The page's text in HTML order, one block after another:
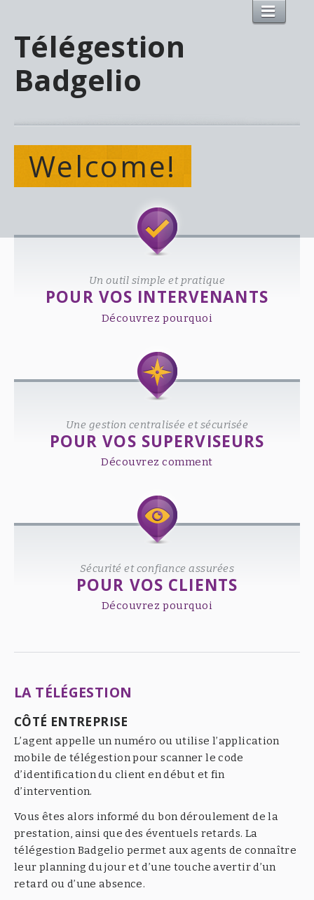
Télégestion
Badgelio
Welcome!
Un outil simple et pratique
POUR VOS INTERVENANTS
Découvrez pourquoi
Une gestion centralisée et sécurisée
POUR VOS SUPERVISEURS
Découvrez comment
Sécurité et confiance assurées
POUR VOS CLIENTS
Découvrez pourquoi
LA TÉLÉGESTION
CÔTÉ ENTREPRISE
L’agent appelle un numéro ou utilise l’application
mobile de télégestion pour scanner le code
d’identification du client en début et fin
d’intervention.
Vous êtes alors informé du bon déroulement de la
prestation, ainsi que des éventuels retards. La
télégestion Badgelio permet aux agents de connaître
leur planning du jour et d’une touche avertir d’un
retard ou d’une absence.